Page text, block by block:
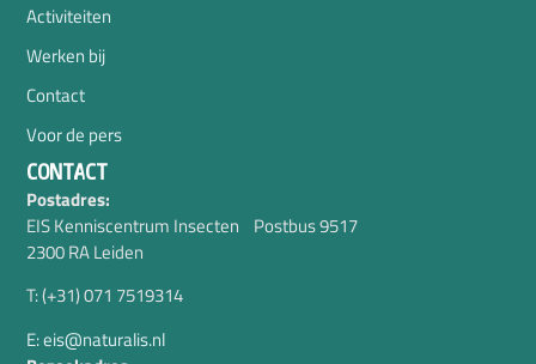
Activiteiten
Werken bij
Contact
Voor de pers
CONTACT
Postadres:
EIS Kenniscentrum Insecten Postbus 9517
2300 RA Leiden
T: (+31) 071 7519314
E: eis@naturalis.nl